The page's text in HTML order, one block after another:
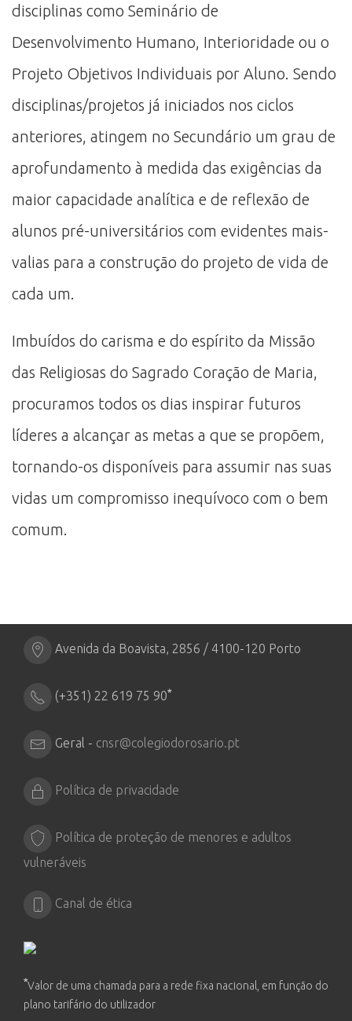
disciplinas como Seminário de
Desenvolvimento Humano, Interioridade ou o
Projeto Objetivos Individuais por Aluno. Sendo
disciplinas/projetos já iniciados nos ciclos
anteriores, atingem no Secundário um grau de
aprofundamento à medida das exigências da
maior capacidade analítica e de reflexão de
alunos pré-universitários com evidentes mais-
valias para a construção do projeto de vida de
cada um.
Imbuídos do carisma e do espírito da Missão
das Religiosas do Sagrado Coração de Maria,
procuramos todos os dias inspirar futuros
líderes a alcançar as metas a que se propõem,
tornando-os disponíveis para assumir nas suas
vidas um compromisso inequívoco com o bem
comum.
Avenida da Boavista, 2856 / 4100-120 Porto
(+351) 22 619 75 90*
Geral - cnsr@colegiodorosario.pt
Política de privacidade
Política de proteção de menores e adultos
vulneráveis
Canal de ética
*Valor de uma chamada para a rede fixa nacional, em função do
plano tarifário do utilizador